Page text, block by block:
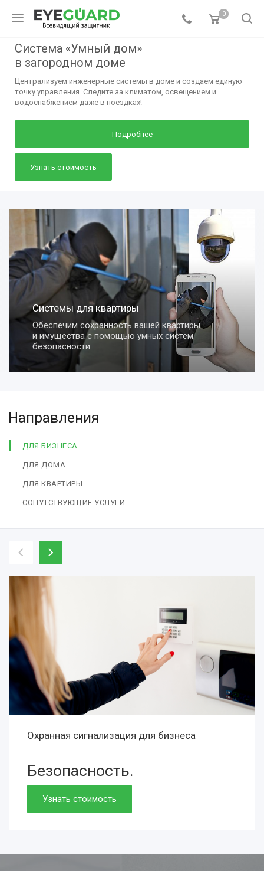
0
Система «Умный дом»
в загородном доме
Централизуем инженерные системы в доме и создаем единую
точку управления. Следите за климатом, освещением и
водоснабжением даже в поездках!
Подробнее
Узнать стоимость
Системы для квартиры
Обеспечим сохранность вашей квартиры
и имущества с помощью умных систем
безопасности.
Направления
ДЛЯ БИЗНЕСА
ДЛЯ ДОМА
ДЛЯ КВАРТИРЫ
СОПУТСТВУЮЩИЕ УСЛУГИ
Охранная сигнализация для бизнеса
Безопасность.
Сохранность.Престиж.
Просто. Быстро. Доступно.
Нужно. Обязательно.
Узнать стоимость